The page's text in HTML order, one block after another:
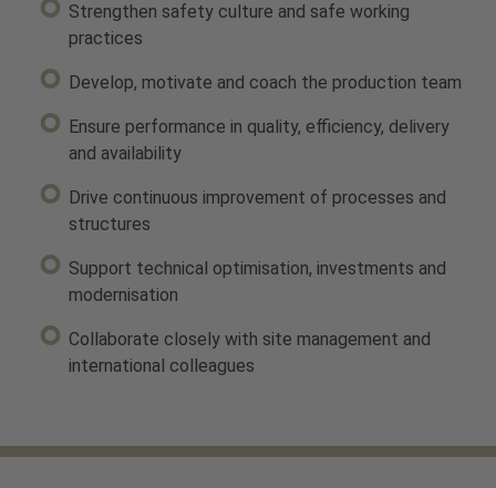
Strengthen safety culture and safe working
practices
Develop, motivate and coach the production team
Ensure performance in quality, efficiency, delivery
and availability
Drive continuous improvement of processes and
structures
Support technical optimisation, investments and
modernisation
Collaborate closely with site management and
international colleagues